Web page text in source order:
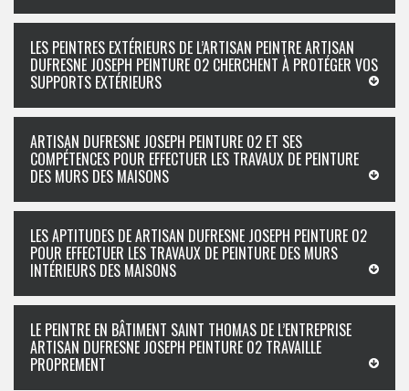
LES PEINTRES EXTÉRIEURS DE L’ARTISAN PEINTRE ARTISAN
DUFRESNE JOSEPH PEINTURE 02 CHERCHENT À PROTÉGER VOS
SUPPORTS EXTÉRIEURS
ARTISAN DUFRESNE JOSEPH PEINTURE 02 ET SES
COMPÉTENCES POUR EFFECTUER LES TRAVAUX DE PEINTURE
DES MURS DES MAISONS
LES APTITUDES DE ARTISAN DUFRESNE JOSEPH PEINTURE 02
POUR EFFECTUER LES TRAVAUX DE PEINTURE DES MURS
INTÉRIEURS DES MAISONS
LE PEINTRE EN BÂTIMENT SAINT THOMAS DE L’ENTREPRISE
ARTISAN DUFRESNE JOSEPH PEINTURE 02 TRAVAILLE
PROPREMENT